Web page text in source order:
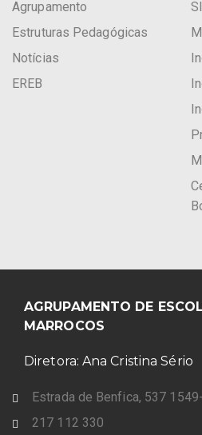
Agrupamento
Estruturas Pedagógicas
Notícias
EREB
AGRUPAMENTO DE
MARROCOS
Diretora: Ana Cristina Sério
Estrada de Benfica, 537
217 112 330